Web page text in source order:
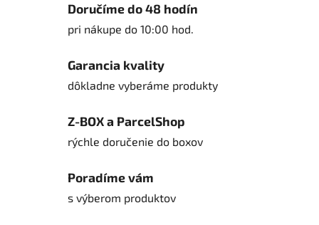
Doručíme do 48 hodín
pri nákupe do 10:00 hod.
Garancia kvality
dôkladne vyberáme produkty
Z-BOX a ParcelShop
rýchle doručenie do boxov
Poradíme vám
s výberom produktov